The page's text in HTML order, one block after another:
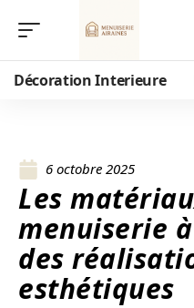
Décoration Interieure
6 octobre 2025
Les
menuiserie
des
esthétiques